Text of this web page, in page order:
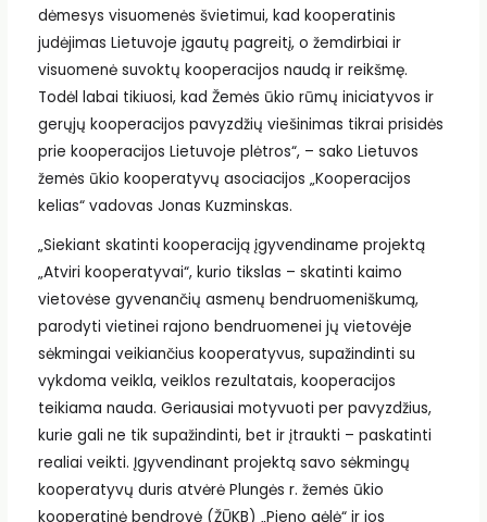
dėmesys visuomenės švietimui, kad kooperatinis
judėjimas Lietuvoje įgautų pagreitį, o žemdirbiai ir
visuomenė suvoktų kooperacijos naudą ir reikšmę.
Todėl labai tikiuosi, kad Žemės ūkio rūmų iniciatyvos ir
gerųjų kooperacijos pavyzdžių viešinimas tikrai prisidės
prie kooperacijos Lietuvoje plėtros“, – sako Lietuvos
žemės ūkio kooperatyvų asociacijos „Kooperacijos
kelias“ vadovas Jonas Kuzminskas.
„Siekiant skatinti kooperaciją įgyvendiname projektą
„Atviri kooperatyvai“, kurio tikslas – skatinti kaimo
vietovėse gyvenančių asmenų bendruomeniškumą,
parodyti vietinei rajono bendruomenei jų vietovėje
sėkmingai veikiančius kooperatyvus, supažindinti su
vykdoma veikla, veiklos rezultatais, kooperacijos
teikiama nauda. Geriausiai motyvuoti per pavyzdžius,
kurie gali ne tik supažindinti, bet ir įtraukti – paskatinti
realiai veikti. Įgyvendinant projektą savo sėkmingų
kooperatyvų duris atvėrė Plungės r. žemės ūkio
kooperatinė bendrovė (ŽŪKB) „Pieno gėlė“ ir jos